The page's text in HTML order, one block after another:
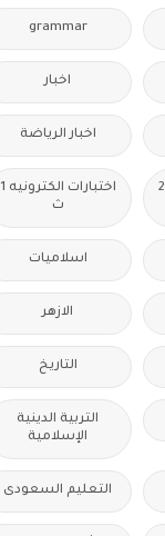
grammar
اخبار
اخبار الرياضة
اختبارات الكترونية 2
اختبارات الكترونيه 1
ث
اسلاميات
الازهر
التاريخ
التربية الدينية
الإسلامية
التعليم السعودى